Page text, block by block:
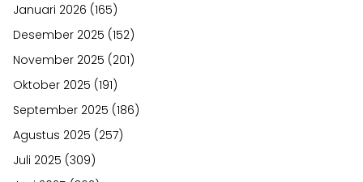
Januari 2026 (165)
Desember 2025 (152)
November 2025 (201)
Oktober 2025 (191)
September 2025 (186)
Agustus 2025 (257)
Juli 2025 (309)